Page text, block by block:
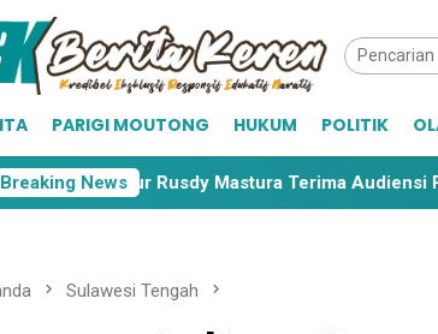
PARIGI MOUTONG HUKUM POLITIK
Breaking NewsRusdy Mastura Terima Audiensi Pengurus
Sulawesi Tengah